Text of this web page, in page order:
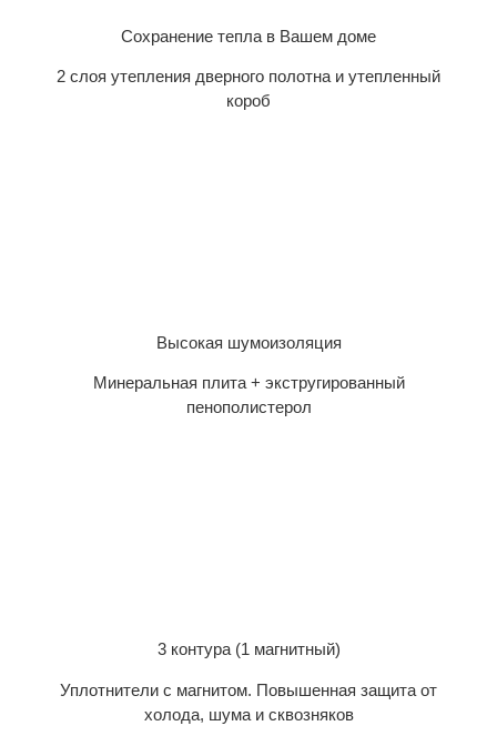
Сохранение тепла в Вашем доме
2 слоя утепления дверного полотна и утепленный
короб
Высокая шумоизоляция
Минеральная плита + экстругированный
пенополистерол
3 контура (1 магнитный)
Уплотнители с магнитом. Повышенная защита от
холода, шума и сквозняков